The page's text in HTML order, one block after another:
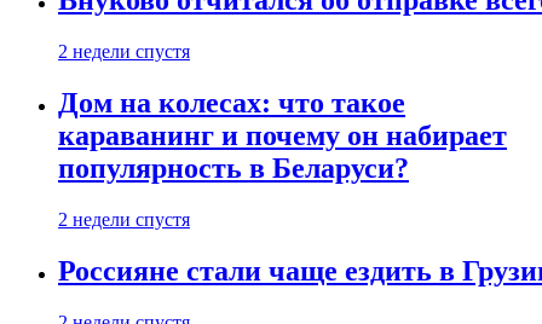
2 недели спустя
Дом на колесах: что такое
караванинг и почему он набирает
популярность в Беларуси?
2 недели спустя
Россияне стали чаще ездить в